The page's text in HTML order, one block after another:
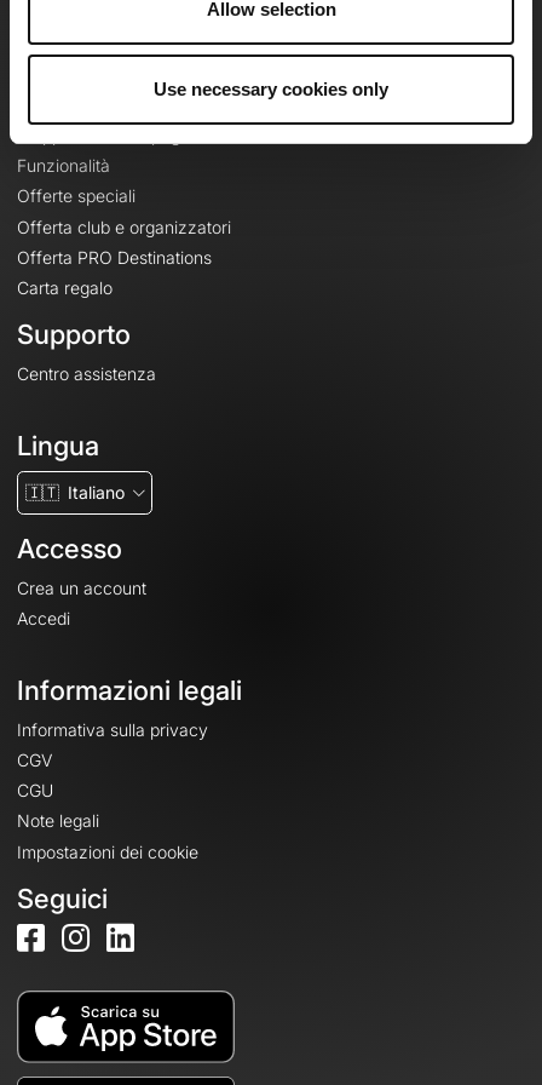
Allow selection
Use necessary cookies only
Le Mag'
Funzionalità
Offerte speciali
Offerta club e organizzatori
Offerta PRO Destinations
Carta regalo
Supporto
Centro assistenza
Lingua
🇮🇹 Italiano
Accesso
Crea un account
Accedi
Informazioni legali
Informativa sulla privacy
CGV
CGU
Note legali
Impostazioni dei cookie
Seguici